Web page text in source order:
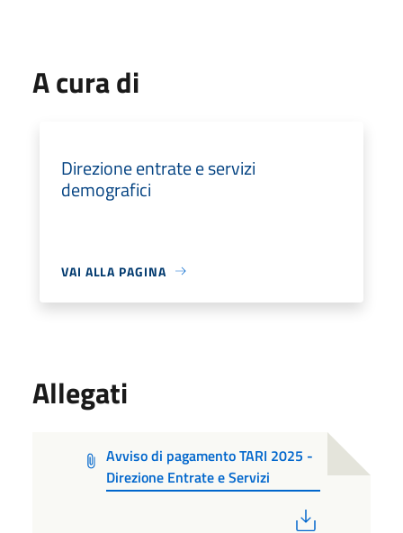
A cura di
Direzione entrate e servizi
demografici
VAI ALLA PAGINA
Allegati
Avviso di pagamento TARI 2025 -
Direzione Entrate e Servizi